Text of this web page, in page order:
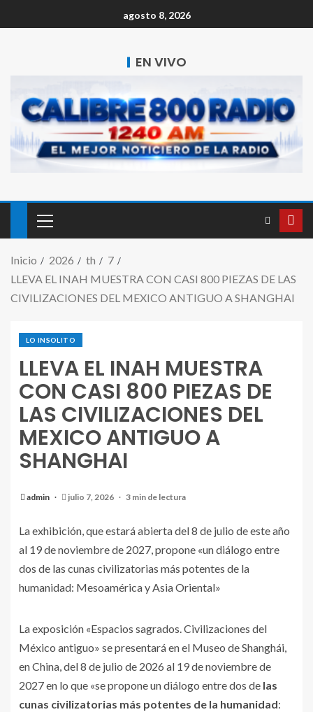
agosto 8, 2026
EN VIVO
Inicio 2026 th
7
LLEVA EL INAH MUESTRA CON CASI 800 PIEZAS DE LAS
CIVILIZACIONES DEL MEXICO ANTIGUO A SHANGHAI
LO INSOLITO
LLEVA EL INAH MUESTRA
CON CASI 800 PIEZAS DE
LAS CIVILIZACIONES DEL
MEXICO ANTIGUO A
SHANGHAI
admin julio 7, 2026 3 min de lectura
La exhibición, que estará abierta del 8 de julio de este año
al 19 de noviembre de 2027, propone «un diálogo entre
dos de las cunas civilizatorias más potentes de la
humanidad: Mesoamérica y Asia Oriental»
La exposición «Espacios sagrados. Civilizaciones del
México antiguo» se presentará en el Museo de Shanghái,
en China, del 8 de julio de 2026 al 19 de noviembre de
2027 en lo que «se propone un diálogo entre dos de las
cunas civilizatorias más potentes de la humanidad: